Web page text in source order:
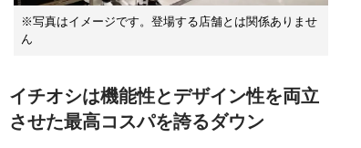
※写真はイメージです。登場する店舗とは関係ありませ
ん
イチオシは機能性とデザイン性を両立
させた最高コスパを誇るダウン